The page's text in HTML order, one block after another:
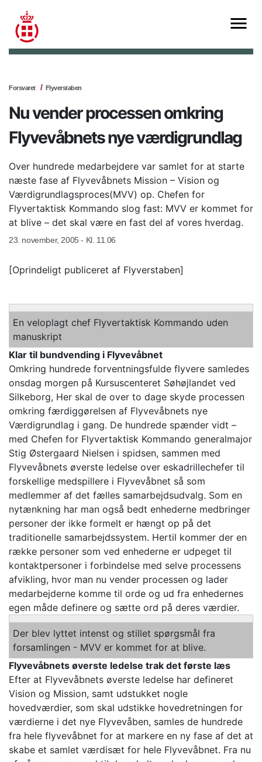
Forsvaret Flyverstaben
Nu vender processen omkring
Flyvevåbnets nye værdigrundlag
Over hundrede medarbejdere var samlet for at starte
næste fase af Flyvevåbnets Mission – Vision og
Værdigrundlagsproces(MVV) op. Chefen for
Flyvertaktisk Kommando slog fast: MVV er kommet for
at blive – det skal være en fast del af vores hverdag.
23. november, 2005 - Kl. 11.06
[Oprindeligt publiceret af Flyverstaben]
En veloplagt chef Flyvertaktisk Kommando uden
manuskript
Klar til bundvending i Flyvevåbnet
Omkring hundrede forventningsfulde flyvere samledes
onsdag morgen på Kursuscenteret Søhøjlandet ved
Silkeborg, Her skal de over to dage skyde processen
omkring færdiggørelsen af Flyvevåbnets nye
Værdigrundlag i gang. De hundrede spænder vidt –
med Chefen for Flyvertaktisk Kommando generalmajor
Stig Østergaard Nielsen i spidsen, sammen med
Flyvevåbnets øverste ledelse over eskadrillechefer til
forskellige medspillere i Flyvevåbnet så som
medlemmer af det fælles samarbejdsudvalg. Som en
nytænkning har man også bedt enhederne medbringer
personer der ikke formelt er hængt op på det
traditionelle samarbejdssystem. Hertil kommer der en
række personer som ved enhederne er udpeget til
kontaktpersoner i forbindelse med selve processens
afvikling, hvor man nu vender processen og lader
medarbejderne komme til orde og ud fra enhedernes
egen måde definere og sætte ord på deres værdier.
Der blev lyttet intenst og stillet spørgsmål fra
forsamlingen - MVV er kommet for at blive.
Flyvevåbnets øverste ledelse trak det første læs
Efter at Flyvevåbnets øverste ledelse har defineret
Vision og Mission, samt udstukket nogle
hovedværdier, som skal udstikke hovedretningen for
værdierne i det nye Flyvevåben, samles de hundrede
fra hele flyvevåbnet for at markere en ny fase af det at
skabe et samlet værdisæt for hele Flyvevåbnet. Fra nu